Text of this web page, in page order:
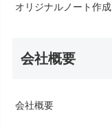
オリジナルノート作成
会社概要
会社概要